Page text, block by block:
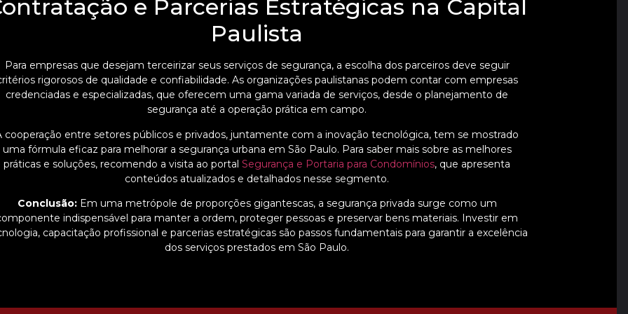
e Parcerias Estratégicas na Capital
Paulista
Para empresas que desejam terceirizar seus serviços de segurança, a escolha dos parceiros deve seguir
rigorosos de qualidade e confiabilidade. As organizações paulistanas podem contar com empresas
credenciadas e especializadas, que oferecem uma gama variada de serviços, desde o planejamento de
segurança até a operação prática em campo.
cooperação entre setores públicos e privados, juntamente com a inovação tecnológica, tem se mostrado
uma fórmula eficaz para melhorar a segurança urbana em São Paulo. Para saber mais sobre as melhores
práticas e soluções, recomendo a visita ao portal Segurança e Portaria para Condomínios, que apresenta
conteúdos atualizados e detalhados nesse segmento.
Conclusão:Em uma metrópole de proporções gigantescas, a segurança privada surge como um
indispensável para manter a ordem, proteger pessoas e preservar bens materiais. Investir em
capacitação profissional e parcerias estratégicas são passos fundamentais para garantir a excelência
dos serviços prestados em São Paulo.